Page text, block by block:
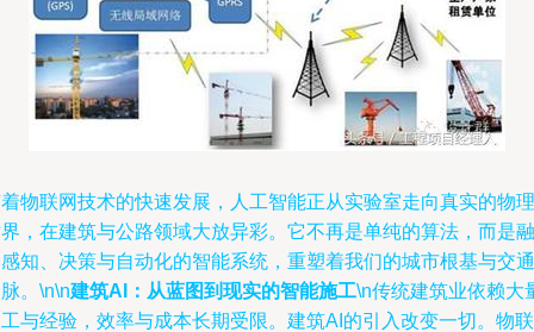
物联网技术的快速发展，人工智能正从实验室走向真实的物理
，在建筑与公路领域大放异彩。它不再是单纯的算法，而是融
知、决策与自动化的智能系统，重塑着我们的城市根基与交通
。\n\n建筑AI：从蓝图到现实的智能施工\n传统建筑业依赖大
与经验，效率与成本长期受限。建筑AI的引入改变一切。物联